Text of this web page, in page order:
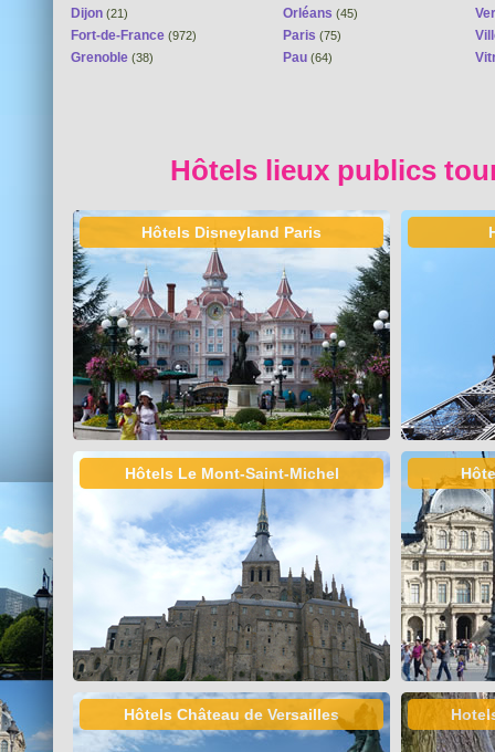
Dijon (21)
Fort-de-France (972)
Grenoble (38)
Orléans (45)
Paris (75)
Pau (64)
Hôtels lieux publics
Hôtels Disneyland Paris
Hôtels Le Mont-Saint-Michel
Hôtels Château de Versailles